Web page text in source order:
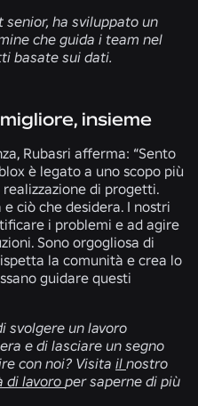
senior, ha sviluppato un
che guida i team nel
basate sui dati.
insieme
Rubasri afferma: “Sento
è legato a uno scopo più
di progetti.
ciò che desidera. I nostri
i problemi e ad agire
Sono orgogliosa di
la comunità e crea lo
guidare questi
svolgere un lavoro
e di lasciare un segno
con noi? Visita il nostro
di lavoro per saperne di più